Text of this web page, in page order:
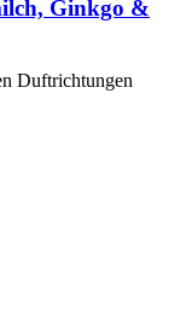
Ginkgo &
Duftrichtungen